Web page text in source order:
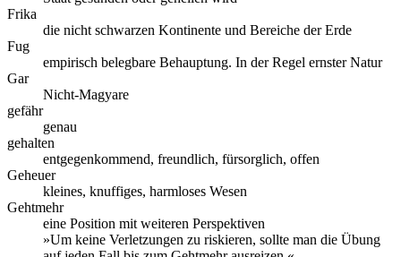
Frika
die nicht schwarzen Kontinente und Bereiche der Erde
Fug
empirisch belegbare Behauptung. In der Regel ernster Natur
Gar
Nicht-Magyare
gefähr
genau
gehalten
entgegenkommend, freundlich, fürsorglich, offen
Geheuer
kleines, knuffiges, harmloses Wesen
Gehtmehr
eine Position mit weiteren Perspektiven
»Um keine Verletzungen zu riskieren, sollte man die Übung